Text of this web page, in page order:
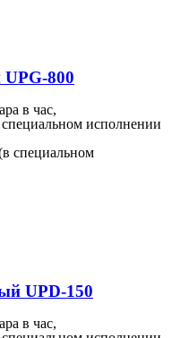
800
в час,
специальном исполнении
специальном
UPD-150
в час,